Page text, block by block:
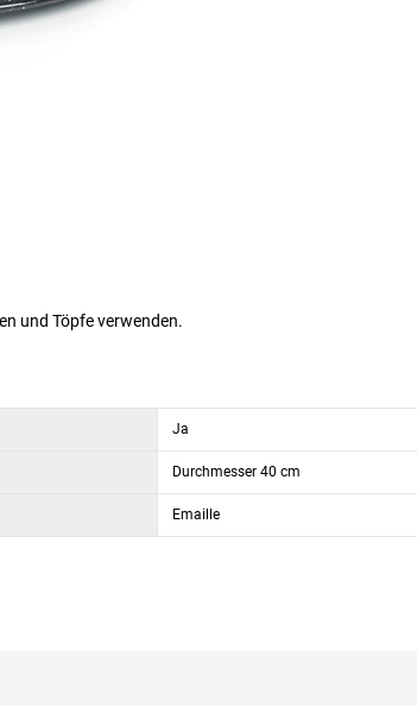
und Töpfe verwenden.
Ja
Durchmesser 40 cm
Emaille